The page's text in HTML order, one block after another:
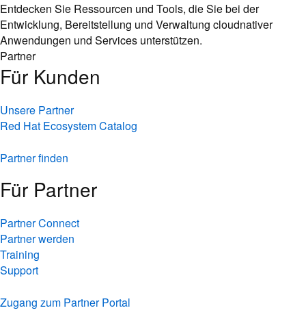
Entdecken Sie Ressourcen und Tools, die Sie bei der
Entwicklung, Bereitstellung und Verwaltung cloudnativer
Anwendungen und Services unterstützen.
Partner
Für Kunden
Unsere Partner
Red Hat Ecosystem Catalog
Partner finden
Für Partner
Partner Connect
Partner werden
Training
Support
Zugang zum Partner Portal